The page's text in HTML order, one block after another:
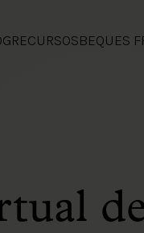
RECURSOSBEQUES